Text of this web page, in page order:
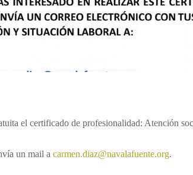
el certificado de profesionalidad: Atención
un mail acarmen.diaz@navalafuente.org.